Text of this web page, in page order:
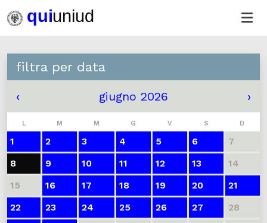
filtra per data
‹ giugno 2026 ›
L M M G V S D
1 2 3 4 5 6
7
8
9 10 11 12 13
14
15
16 17 18 19 20
21
22
23 24 25 26 27
28